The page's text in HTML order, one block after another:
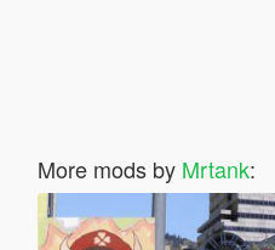
More mods by Mrtank: